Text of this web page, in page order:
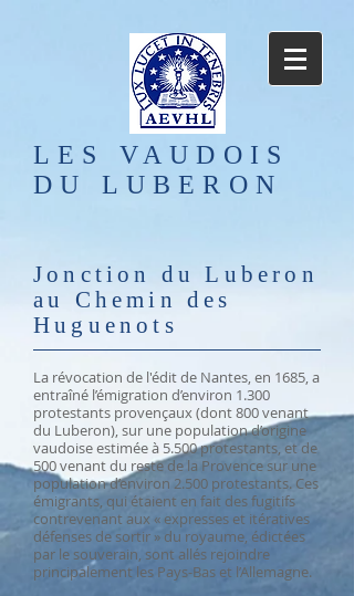
LES VAUDOIS
DU LUBERON
Jonction du Luberon
au Chemin des
Huguenots
La révocation de l'édit de Nantes, en 1685, a
entraîné l’émigration d’environ 1.300
protestants provençaux (dont 800 venant
du Luberon), sur une population d’origine
vaudoise estimée à 5.500 protestants, et de
500 venant du reste de la Provence sur une
population d’environ 2.500 protestants. Ces
émigrants, qui étaient en fait des fugitifs
contrevenant aux « expresses et itératives
défenses de sortir » du royaume, édictées
par le souverain, sont allés rejoindre
principalement les Pays-Bas et l’Allemagne.